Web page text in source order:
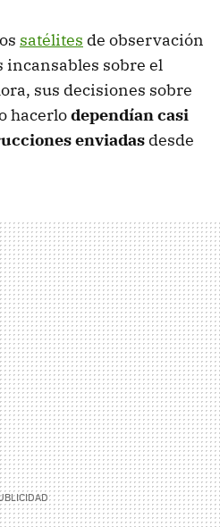
satélites de observación
incansables sobre el
sus decisiones sobre
hacerlodependían casi
enviadas desde